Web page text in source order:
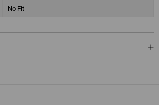
No Fit